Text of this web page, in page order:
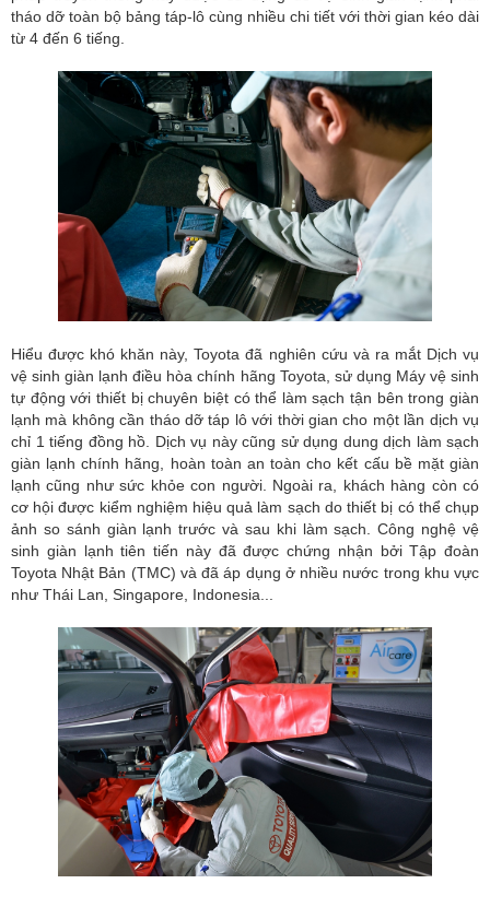
tháo dỡ toàn bộ bảng táp-lô cùng nhiều chi tiết với thời gian kéo dài
từ 4 đến 6 tiếng.
Hiểu được khó khăn này, Toyota đã nghiên cứu và ra mắt Dịch vụ
vệ sinh giàn lạnh điều hòa chính hãng Toyota, sử dụng Máy vệ sinh
tự động với thiết bị chuyên biệt có thể làm sạch tận bên trong giàn
lạnh mà không cần tháo dỡ táp lô với thời gian cho một lần dịch vụ
chỉ 1 tiếng đồng hồ. Dịch vụ này cũng sử dụng dung dịch làm sạch
giàn lạnh chính hãng, hoàn toàn an toàn cho kết cấu bề mặt giàn
lạnh cũng như sức khỏe con người. Ngoài ra, khách hàng còn có
cơ hội được kiểm nghiệm hiệu quả làm sạch do thiết bị có thể chụp
ảnh so sánh giàn lạnh trước và sau khi làm sạch. Công nghệ vệ
sinh giàn lạnh tiên tiến này đã được chứng nhận bởi Tập đoàn
Toyota Nhật Bản (TMC) và đã áp dụng ở nhiều nước trong khu vực
như Thái Lan, Singapore, Indonesia...